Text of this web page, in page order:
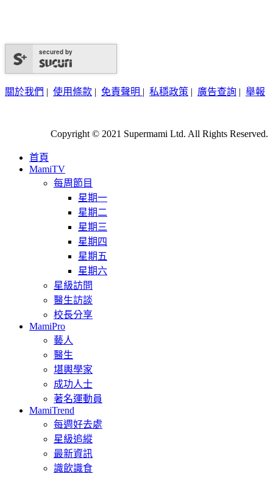
secured by
關於我們 | 使用條款 | 免責聲明 | 私穩政策 | 廣告查詢 | 舉報
Copyright © 2021 Supermami Ltd. All Rights Reserved.
首頁
MamiTV
每周節目
星期一
星期二
星期三
星期四
星期五
星期六
星級訪問
醫生訪談
校長分享
MamiPro
藝人
醫生
堪輿學家
成功人士
著名運動員
MamiTrend
每週好去處
星級追縱
最新資訊
識飲識食